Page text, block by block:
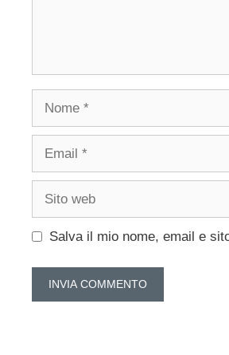
Salva il mio nome, email e